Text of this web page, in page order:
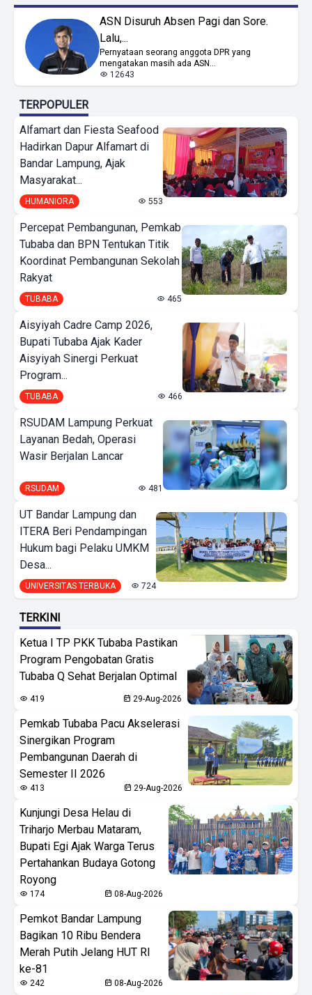
ASN Disuruh Absen Pagi dan Sore.
Lalu,...
Pernyataan seorang anggota DPR yang
mengatakan masih ada ASN...
12643
TERPOPULER
Alfamart dan Fiesta Seafood
Hadirkan Dapur Alfamart di
Bandar Lampung, Ajak
Masyarakat...
HUMANIORA 553
Percepat Pembangunan, Pemkab
Tubaba dan BPN Tentukan Titik
Koordinat Pembangunan Sekolah
Rakyat
TUBABA 465
Aisyiyah Cadre Camp 2026,
Bupati Tubaba Ajak Kader
Aisyiyah Sinergi Perkuat
Program...
TUBABA 466
RSUDAM Lampung Perkuat
Layanan Bedah, Operasi
Wasir Berjalan Lancar
RSUDAM 481
UT Bandar Lampung dan
ITERA Beri Pendampingan
Hukum bagi Pelaku UMKM
Desa...
UNIVERSITAS TERBUKA 724
TERKINI
Ketua I TP PKK Tubaba Pastikan
Program Pengobatan Gratis
Tubaba Q Sehat Berjalan Optimal
419 29-Aug-2026
Pemkab Tubaba Pacu Akselerasi
Sinergikan Program
Pembangunan Daerah di
Semester II 2026
413 29-Aug-2026
Kunjungi Desa Helau di
Triharjo Merbau Mataram,
Bupati Egi Ajak Warga Terus
Pertahankan Budaya Gotong
Royong
174 08-Aug-2026
Pemkot Bandar Lampung
Bagikan 10 Ribu Bendera
Merah Putih Jelang HUT RI
ke-81
242 08-Aug-2026